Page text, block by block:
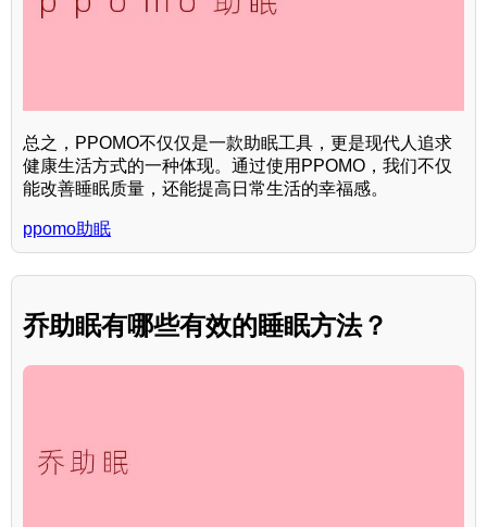
总之，PPOMO不仅仅是一款助眠工具，更是现代人追求
健康生活方式的一种体现。通过使用PPOMO，我们不仅
能改善睡眠质量，还能提高日常生活的幸福感。
ppomo助眠
乔助眠有哪些有效的睡眠方法？